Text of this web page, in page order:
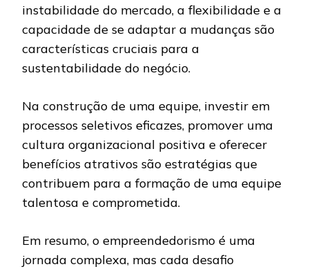
instabilidade do mercado, a flexibilidade e a
capacidade de se adaptar a mudanças são
características cruciais para a
sustentabilidade do negócio.
Na construção de uma equipe, investir em
processos seletivos eficazes, promover uma
cultura organizacional positiva e oferecer
benefícios atrativos são estratégias que
contribuem para a formação de uma equipe
talentosa e comprometida.
Em resumo, o empreendedorismo é uma
jornada complexa, mas cada desafio